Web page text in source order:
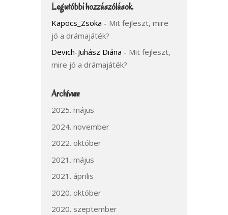
Legutóbbi hozzászólások
Kapocs_Zsoka - Mit fejleszt, mire
jó a drámajáték?
Devich-Juhász Diána - Mit fejleszt,
mire jó a drámajáték?
Archívum
2025. május
2024. november
2022. október
2021. május
2021. április
2020. október
2020. szeptember